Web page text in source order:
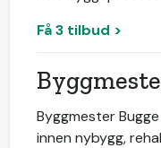
Få 3 tilbud >
Byggmester
innen nybygg,